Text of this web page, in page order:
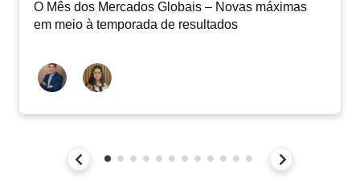
O Mês dos Mercados Globais – Novas máximas
em meio à temporada de resultados